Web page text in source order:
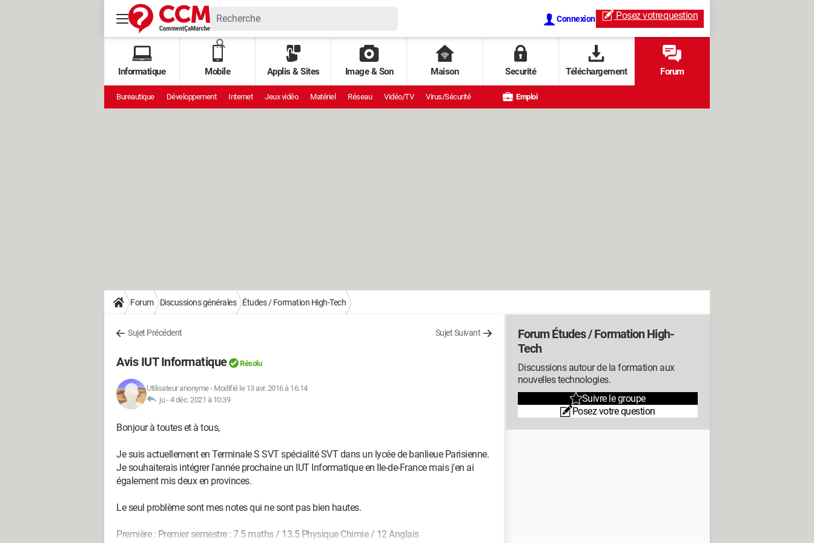
Connexion Posez votrequestion
Informatique Mobile Applis & Sites Image & Son Maison Securité Téléchargement Forum
Bureautique Développement Internet Jeux vidéo Matériel Réseau Vidéo/TV Virus/Sécurité Emploi
Forum Discussions générales Études / Formation High-Tech
Sujet Précédent Sujet Suivant
Avis IUT Informatique Résolu
Utilisateur anonyme- Modifié le 13 avr. 2016 à 16:14
ju -4 déc. 2021 à 10:39
Bonjour à toutes et à tous,
Je suis actuellement en Terminale S SVT spécialité SVT dans un lycée de banlieue Parisienne.
Je souhaiterais intégrer l'année prochaine un IUT Informatique en Ile-de-France mais j'en ai
également mis deux en provinces.
Le seul problème sont mes notes qui ne sont pas bien hautes.
Première : Premier semestre : 7.5 maths / 13.5 Physique Chimie / 12 Anglais
Forum Études / Formation High-
Tech
Discussions autour de la formation aux
nouvelles technologies.
Suivre le groupe
Posez votre question